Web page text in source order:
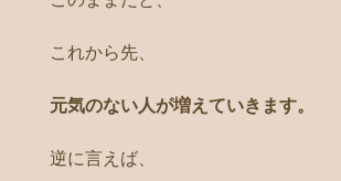
これから先、
元気のない人が増えていきます。
逆に言えば、